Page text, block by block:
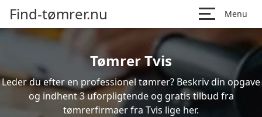
Find-tømrer.nu Menu
Tømrer Tvis
Leder du efter en professionel tømrer? Beskriv din opgave
og indhent 3 uforpligtende og gratis tilbud fra
tømrerfirmaer fra Tvis lige her.